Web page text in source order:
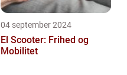
04 september 2024
El Scooter: Frihed og
Mobilitet